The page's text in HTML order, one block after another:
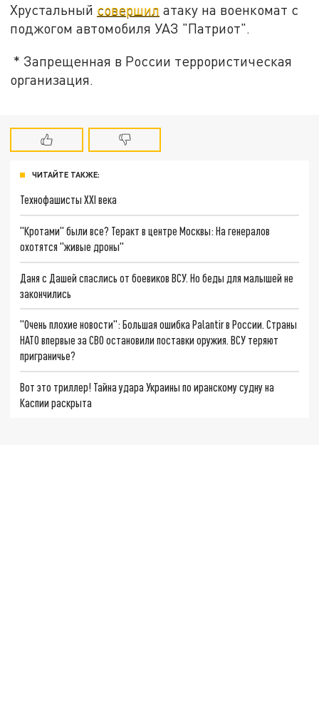
Хрустальный совершил атаку на военкомат с
поджогом автомобиля УАЗ "Патриот".
* Запрещенная в России террористическая
организация.
ЧИТАЙТЕ ТАКЖЕ:
Технофашисты XXI века
"Кротами" были все? Теракт в центре Москвы: На генералов
охотятся "живые дроны"
Даня с Дашей спаслись от боевиков ВСУ. Но беды для малышей не
закончились
"Очень плохие новости": Большая ошибка Palantir в России. Страны
НАТО впервые за СВО остановили поставки оружия. ВСУ теряют
приграничье?
Вот это триллер! Тайна удара Украины по иранскому судну на
Каспии раскрыта